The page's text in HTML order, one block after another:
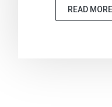
READ MORE